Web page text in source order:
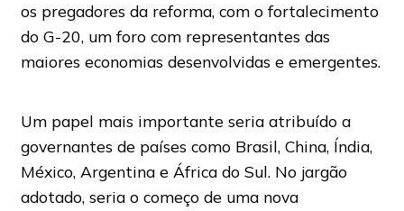
os pregadores da reforma, com o fortalecimento
do G-20, um foro com representantes das
maiores economias desenvolvidas e emergentes.
Um papel mais importante seria atribuído a
governantes de países como Brasil, China, Índia,
México, Argentina e África do Sul. No jargão
adotado, seria o começo de uma nova